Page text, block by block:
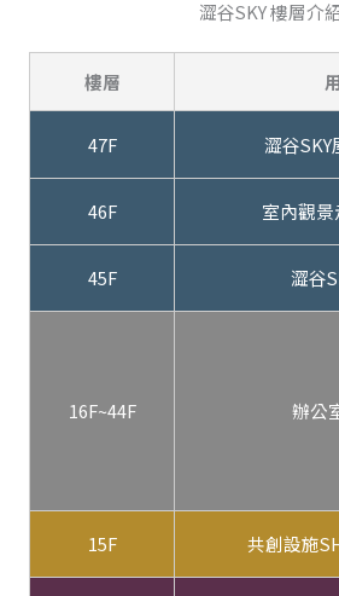
澀谷SKY 樓層介
樓層
47F 澀谷
46F 室內觀
45F 澀谷
16F~44F 辦公
15F 共創設施